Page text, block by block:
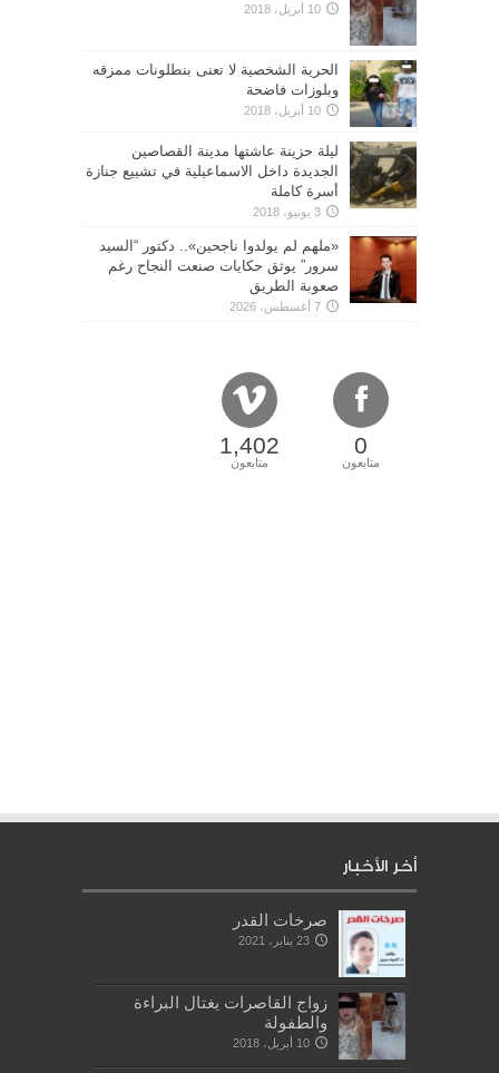
10 أبريل، 2018
الحرية الشخصية لا تعنى بنطلونات ممزقه
وبلوزات فاضحة
10 أبريل، 2018
ليلة حزينة عاشتها مدينة القصاصين
الجديدة داخل الاسماعيلية في تشييع جنازة
أسرة كاملة
3 يونيو، 2018
«ملهم لم يولدوا ناجحين».. دكتور “السيد
سرور” يوثق حكايات صنعت النجاح رغم
صعوبة الطريق
7 أغسطس، 2026
0
متابعون
1,402
متابعون
أخر الأخبار
صرخات القدر
23 يناير، 2021
زواج القاصرات يغتال البراءة
والطفولة
10 أبريل، 2018